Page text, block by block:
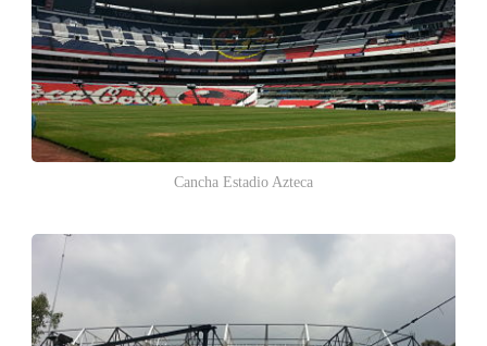
Cancha Estadio Azteca